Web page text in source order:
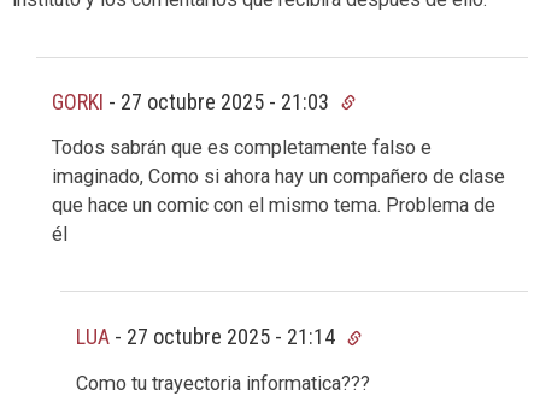
GORKI - 27 octubre 2025 - 21:03
Todos sabrán que es completamente falso e
imaginado, Como si ahora hay un compañero de clase
que hace un comic con el mismo tema. Problema de
él
LUA - 27 octubre 2025 - 21:14
Como tu trayectoria informatica???